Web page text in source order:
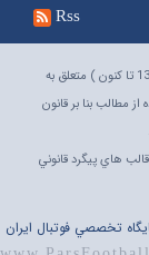
Rss
تمام حقوق مادی و معنوی این پایگاه خبری ( از 1381 تا کنون ) متعلق به
مطالب بنا بر قانون
قالب هاي پيگرد قانوني
تخصصي فوتبال ايران